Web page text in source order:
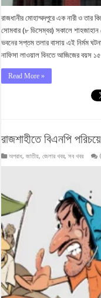
রাজধানীর মোহাম্মদপুরে এক নারী ও তার
সোমবার (৮ ডিসেম্বর) সকালে
ভবনের সপ্তম তলার বাসায় এই নির্মম
নাফিসা লাওয়াল বিনতে আজিজের বয়স
Read More »
রাজশাহীতে বিএনপি
অপরাধ,জাতীয়,জেলার খবর,সব খবর